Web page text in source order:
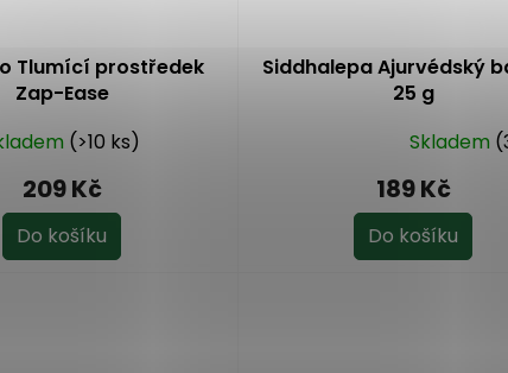
Tlumící prostředek
Zap-Ease
(>10 ks)
209 Kč
Do košíku
Siddhalepa Ajurvédský
25 g
Skladem
189 Kč
Do košíku